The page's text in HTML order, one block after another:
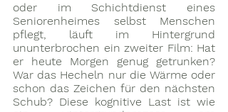
oder im Schichtdienst eines
Seniorenheimes selbst Menschen
pflegt, läuft im Hintergrund
ununterbrochen ein zweiter Film: Hat
er heute Morgen genug getrunken?
War das Hecheln nur die Wärme oder
schon das Zeichen für den nächsten
Schub? Diese kognitive Last ist wie